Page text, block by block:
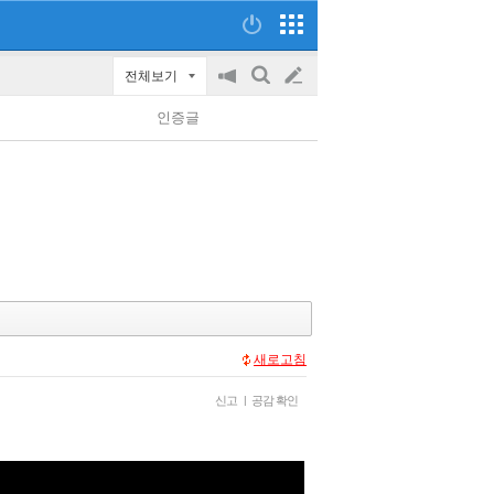
전체보기
공
on/off
검
글
쓰
인증글
새로고침
신고 | 공감 확인